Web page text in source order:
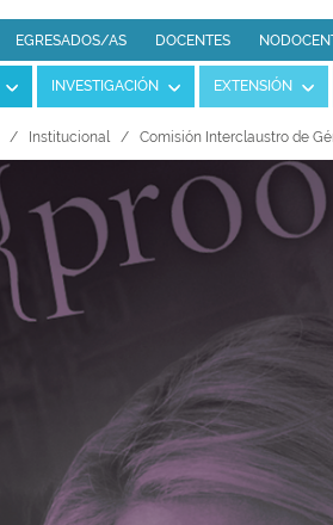
EGRESADOS/AS DOCENTES
INVESTIGACIÓN EXTENSIÓN
Institucional Comisión Interclaustro de